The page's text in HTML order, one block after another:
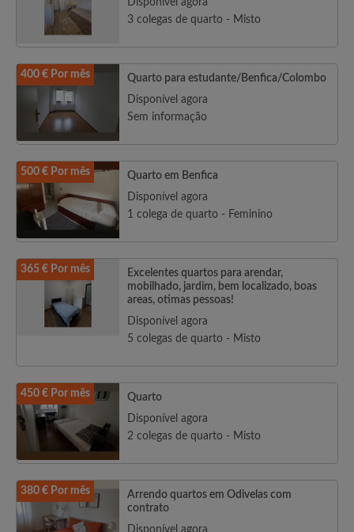
Disponível agora
3 colegas de quarto - Misto
400 € Por mês
Quarto para estudante/Benfica/Colombo
Disponível agora
Sem informação
500 € Por mês
Quarto em Benfica
Disponível agora
1 colega de quarto - Feminino
365 € Por mês
Excelentes quartos para arendar,
mobilhado, jardim, bem localizado, boas
areas, otimas pessoas!
Disponível agora
5 colegas de quarto - Misto
450 € Por mês
Quarto
Disponível agora
2 colegas de quarto - Misto
380 € Por mês
Arrendo quartos em Odivelas com
contrato
Disponível agora